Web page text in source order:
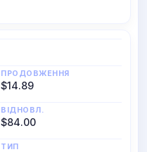
ПРОДОВЖЕННЯ
$14.89
ВІДНОВЛ.
$84.00
ТИП